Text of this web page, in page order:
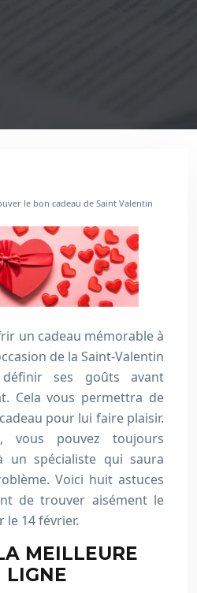
le bon cadeau de Saint Valentin
un cadeau mémorable à
de la Saint-Valentin
ses goûts avant
Cela vous permettra de
pour lui faire plaisir.
vous pouvez toujours
un spécialiste qui saura
Voici huit astuces
de trouver aisément le
le 14 février.
MEILLEURE
LIGNE